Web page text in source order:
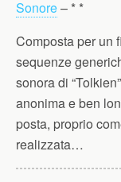
Sonore– * *
Composta per un
sequenze
sonora di
anonima e ben
posta, proprio
realizzata…